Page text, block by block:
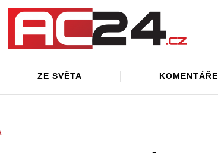
ZE SVĚTA KOMENTÁŘE